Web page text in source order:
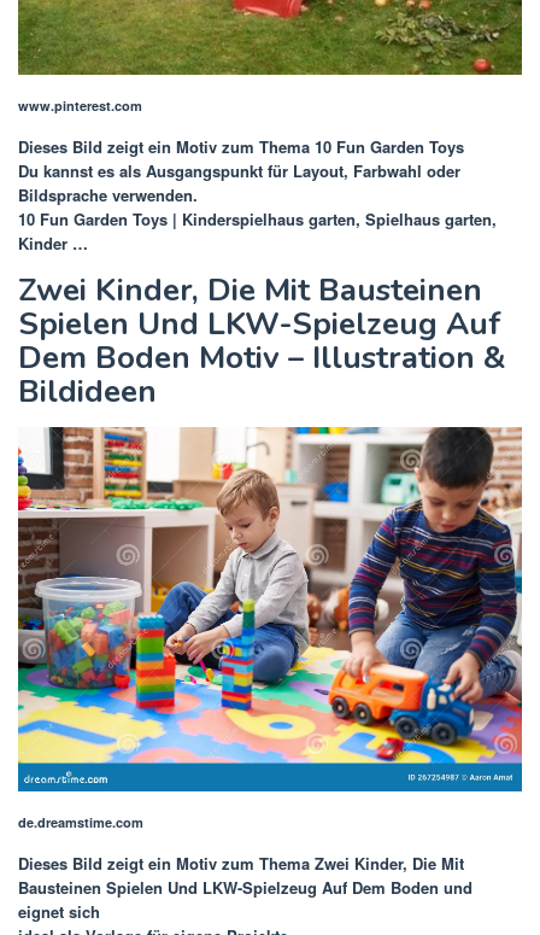
www.pinterest.com
Dieses Bild zeigt ein Motiv zum Thema 10 Fun Garden Toys
Du kannst es als Ausgangspunkt für Layout, Farbwahl oder
Bildsprache verwenden.
10 Fun Garden Toys | Kinderspielhaus garten, Spielhaus garten,
Kinder …
Zwei Kinder, Die Mit Bausteinen
Spielen Und LKW-Spielzeug Auf
Dem Boden Motiv – Illustration &
Bildideen
de.dreamstime.com
Dieses Bild zeigt ein Motiv zum Thema Zwei Kinder, Die Mit
Bausteinen Spielen Und LKW-Spielzeug Auf Dem Boden und
eignet sich